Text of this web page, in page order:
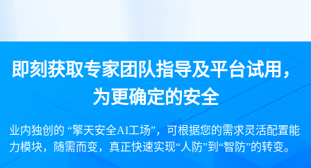
即刻获取专家团队指导及平台试用，
为更确定的安全
业内独创的 “擎天安全AI工场”，可根据您的需求灵活配置能
力模块，随需而变，真正快速实现“人防”到“智防”的转变。